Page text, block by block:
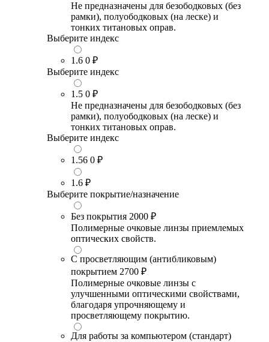
Не предназначены для безободковых (без
рамки), полуободковых (на леске) и
тонких титановых оправ.
Выберите индекс
1.6 0 ₽
Выберите индекс
1.5 0 ₽
Не предназначены для безободковых (без
рамки), полуободковых (на леске) и
тонких титановых оправ.
Выберите индекс
1.56 0 ₽
1.6 ₽
Выберите покрытие/назначение
Без покрытия 2000 ₽
Полимерные очковые линзы приемлемых
оптических свойств.
С просветляющим (антибликовым)
покрытием 2700 ₽
Полимерные очковые линзы с
улучшенными оптическими свойствами,
благодаря упрочняющему и
просветляющему покрытию.
Для работы за компьютером (стандарт)